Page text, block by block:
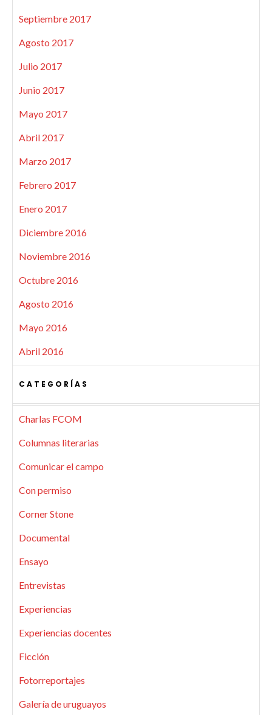
Septiembre 2017
Agosto 2017
Julio 2017
Junio 2017
Mayo 2017
Abril 2017
Marzo 2017
Febrero 2017
Enero 2017
Diciembre 2016
Noviembre 2016
Octubre 2016
Agosto 2016
Mayo 2016
Abril 2016
CATEGORÍAS
Charlas FCOM
Columnas literarias
Comunicar el campo
Con permiso
Corner Stone
Documental
Ensayo
Entrevistas
Experiencias
Experiencias docentes
Ficción
Fotorreportajes
Galería de uruguayos